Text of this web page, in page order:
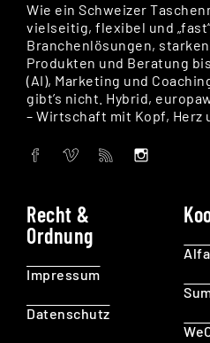
Wie ein Schweizer
vielseitig, flexibel und
Branchenlösungen,
Produkten und Beratung
(AI), Marketing und
gibt’s nicht. Hybrid,
– Wirtschaft mit Kopf, Herz
Recht &
Ordnung
Impressum
Datenschutz